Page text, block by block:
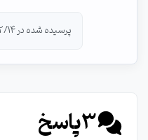
پرسیده شده در 1395/12/14 توسط
3پاسخ